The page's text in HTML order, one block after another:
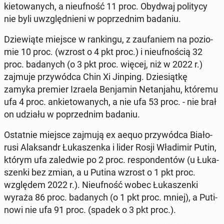
kie­to­wa­nych, a nie­uf­ność 11 proc. Obydwaj po­li­ty­cy
nie byli uwzględ­nie­ni w po­przed­nim badaniu.
Dzie­wią­te miejsce w ran­kin­gu, z za­ufa­niem na po­zio­
mie 10 proc. (wzrost o 4 pkt proc.) i nie­uf­no­ścią 32
proc. ba­da­nych (o 3 pkt proc. więcej, niż w 2022 r.)
zajmuje przy­wód­ca Chin Xi Jinping. Dzie­siąt­kę
zamyka premier Izraela Ben­ja­min Ne­tan­ja­hu, któremu
ufa 4 proc. an­kie­to­wa­nych, a nie ufa 53 proc. - nie brał
on udziału w po­przed­nim badaniu.
Ostat­nie miejsce zajmują ex aequo przy­wód­ca Bia­ło­
ru­si Alak­sandr Łu­ka­szen­ka i lider Rosji Wła­di­mir Putin,
którym ufa za­le­d­wie po 2 proc. re­spon­den­tów (u Łu­ka­
szen­ki bez zmian, a u Putina wzrost o 1 pkt proc.
wzglę­dem 2022 r.). Nie­uf­ność wobec Łu­ka­szen­ki
wyraża 86 proc. ba­da­nych (o 1 pkt proc. mniej), a Pu­ti­
no­wi nie ufa 91 proc. (spadek o 3 pkt proc.).